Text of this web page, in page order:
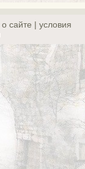
о сайте | yсловия